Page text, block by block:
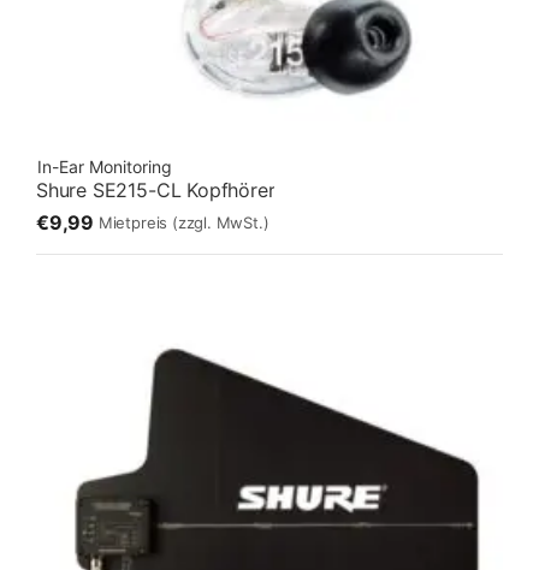
In-Ear Monitoring
Shure SE215-CL Kopfhörer
€9,99 Mietpreis (zzgl. MwSt.)